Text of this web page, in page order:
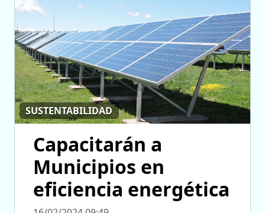
SUSTENTABILIDAD
Capacitarán a
Municipios en
eficiencia energética